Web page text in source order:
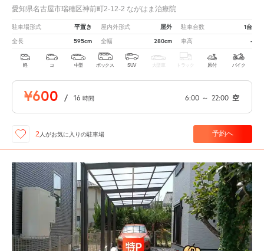
愛知県名古屋市瑞穂区神前町2-12-2 ながはま治療院
駐車場形式 平置き 屋内外形式 屋外 駐車台数 1台
全長 595cm 全幅 280cm 車高 -
軽 コ 中型 ボックス SUV 大型車 トラック 原付 バイク
¥600 / 16 時間 6:00 ～ 22:00 空
2 人がお気に入りの駐車場 予約へ